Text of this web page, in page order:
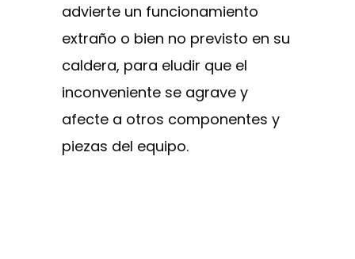
advierte un funcionamiento
extraño o bien no previsto en su
caldera, para eludir que el
inconveniente se agrave y
afecte a otros componentes y
piezas del equipo.